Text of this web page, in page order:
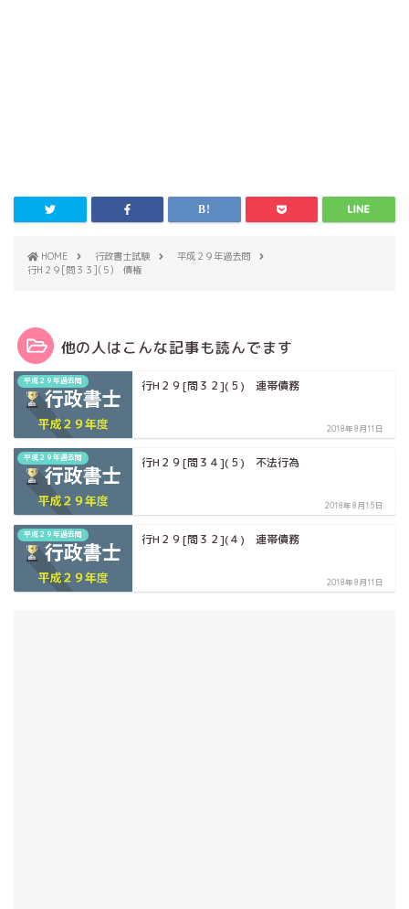
HOME 行政書士試験
平成２９年過去問
行H２９[問３３](５) 債権
他の人はこんな記事も読んでます
平成２９年過去問 行H２９[問３２](５) 連帯債務
2018年8月11日
平成２９年過去問 行H２９[問３４](５) 不法行為
2018年8月15日
平成２９年過去問 行H２９[問３２](４) 連帯債務
2018年8月11日